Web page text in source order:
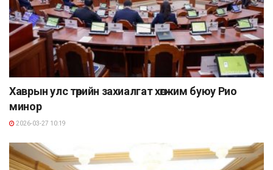
Хаврын улс төрийн захиалгат хөгжим буюу Рио
минор
2026-03-27 10:19